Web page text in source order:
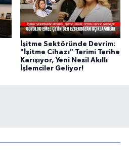
İşitme Sektöründe Devrim:
"İşitme Cihazı" Terimi Tarihe
Karışıyor, Yeni Nesil Akıllı
İşlemciler Geliyor!